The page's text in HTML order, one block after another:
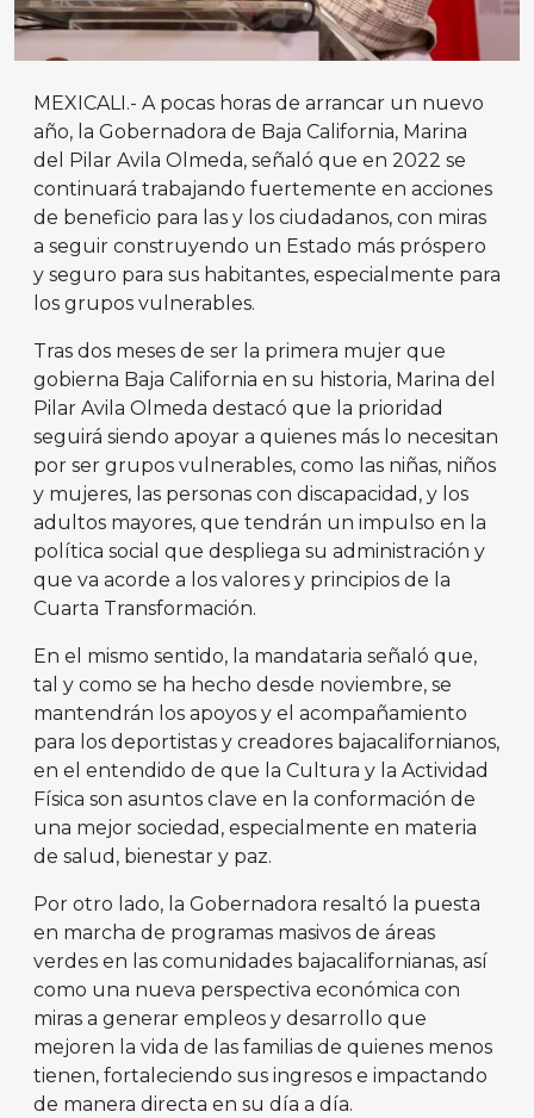
MEXICALI.- A pocas horas de arrancar un nuevo
año, la Gobernadora de Baja California, Marina
del Pilar Avila Olmeda, señaló que en 2022 se
continuará trabajando fuertemente en acciones
de beneficio para las y los ciudadanos, con miras
a seguir construyendo un Estado más próspero
y seguro para sus habitantes, especialmente para
los grupos vulnerables.
Tras dos meses de ser la primera mujer que
gobierna Baja California en su historia, Marina del
Pilar Avila Olmeda destacó que la prioridad
seguirá siendo apoyar a quienes más lo necesitan
por ser grupos vulnerables, como las niñas, niños
y mujeres, las personas con discapacidad, y los
adultos mayores, que tendrán un impulso en la
política social que despliega su administración y
que va acorde a los valores y principios de la
Cuarta Transformación.
En el mismo sentido, la mandataria señaló que,
tal y como se ha hecho desde noviembre, se
mantendrán los apoyos y el acompañamiento
para los deportistas y creadores bajacalifornianos,
en el entendido de que la Cultura y la Actividad
Física son asuntos clave en la conformación de
una mejor sociedad, especialmente en materia
de salud, bienestar y paz.
Por otro lado, la Gobernadora resaltó la puesta
en marcha de programas masivos de áreas
verdes en las comunidades bajacalifornianas, así
como una nueva perspectiva económica con
miras a generar empleos y desarrollo que
mejoren la vida de las familias de quienes menos
tienen, fortaleciendo sus ingresos e impactando
de manera directa en su día a día.